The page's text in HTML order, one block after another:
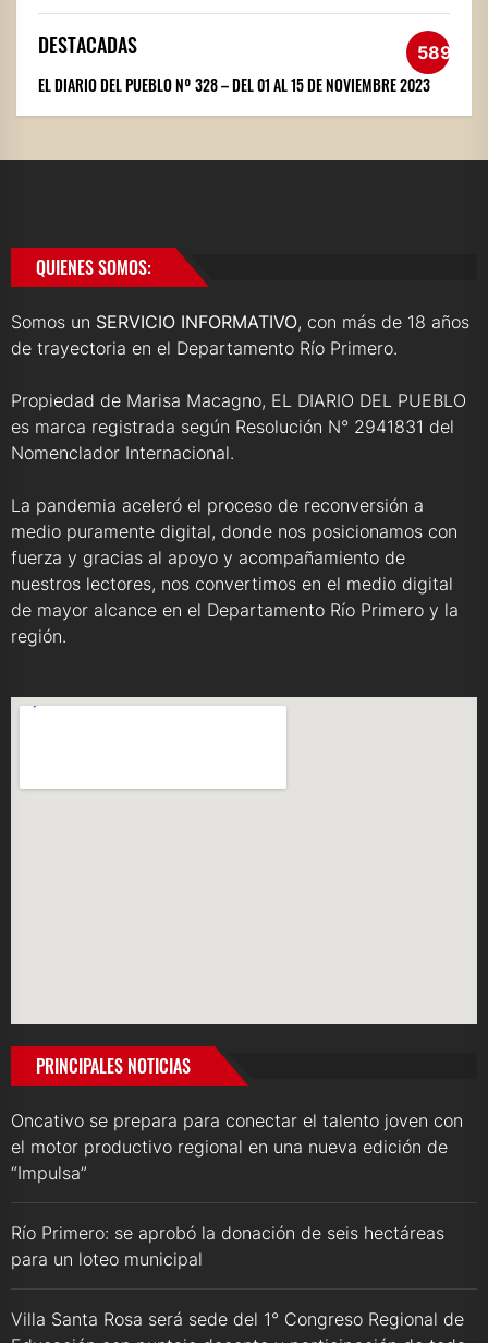
DESTACADAS 589
EL DIARIO DEL PUEBLO Nº 328 – DEL 01 AL 15 DE NOVIEMBRE 2023
QUIENES SOMOS:
Somos un SERVICIO INFORMATIVO, con más de 18 años
de trayectoria en el Departamento Río Primero.
Propiedad de Marisa Macagno, EL DIARIO DEL PUEBLO
es marca registrada según Resolución N° 2941831 del
Nomenclador Internacional.
La pandemia aceleró el proceso de reconversión a
medio puramente digital, donde nos posicionamos con
fuerza y gracias al apoyo y acompañamiento de
nuestros lectores, nos convertimos en el medio digital
de mayor alcance en el Departamento Río Primero y la
región.
PRINCIPALES NOTICIAS
Oncativo se prepara para conectar el talento joven con
el motor productivo regional en una nueva edición de
“Impulsa”
Río Primero: se aprobó la donación de seis hectáreas
para un loteo municipal
Villa Santa Rosa será sede del 1° Congreso Regional de